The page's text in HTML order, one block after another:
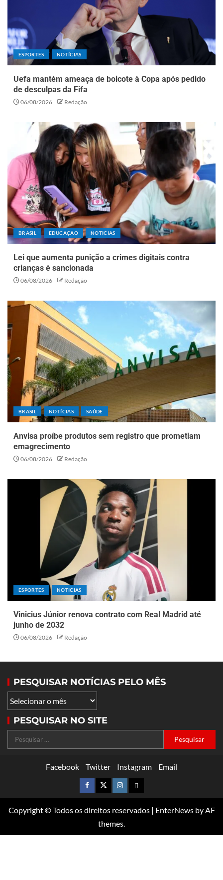
ESPORTES NOTÍCIAS
Uefa mantém ameaça de boicote à Copa após pedido
de desculpas da Fifa
06/08/2026 Redação
BRASIL EDUCAÇÃO NOTÍCIAS
Lei que aumenta punição a crimes digitais contra
crianças é sancionada
06/08/2026 Redação
BRASIL NOTÍCIAS SAÚDE
Anvisa proíbe produtos sem registro que prometiam
emagrecimento
06/08/2026 Redação
ESPORTES NOTÍCIAS
Vinicius Júnior renova contrato com Real Madrid até
junho de 2032
06/08/2026 Redação
PESQUISAR NOTÍCIAS PELO MÊS
PESQUISAR NO SITE
Facebook Twitter Instagram Email
Copyright © Todos os direitos reservados | EnterNewsby AF
themes.